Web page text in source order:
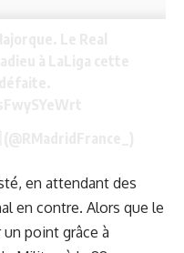
en attendant des
en contre. Alors que le
un point grâce à